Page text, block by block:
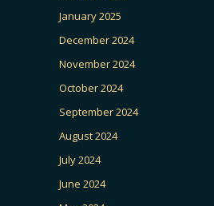
January 2025
December 2024
November 2024
October 2024
September 2024
August 2024
July 2024
June 2024